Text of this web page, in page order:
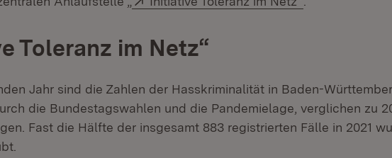
Toleranz im Netz“
Jahr sind die Zahlen der Hasskriminalität in Baden-
die Bundestagswahlen und die Pandemielage, verglichen zu
Fast die Hälfte der insgesamt 883 registrierten Fälle in 2021